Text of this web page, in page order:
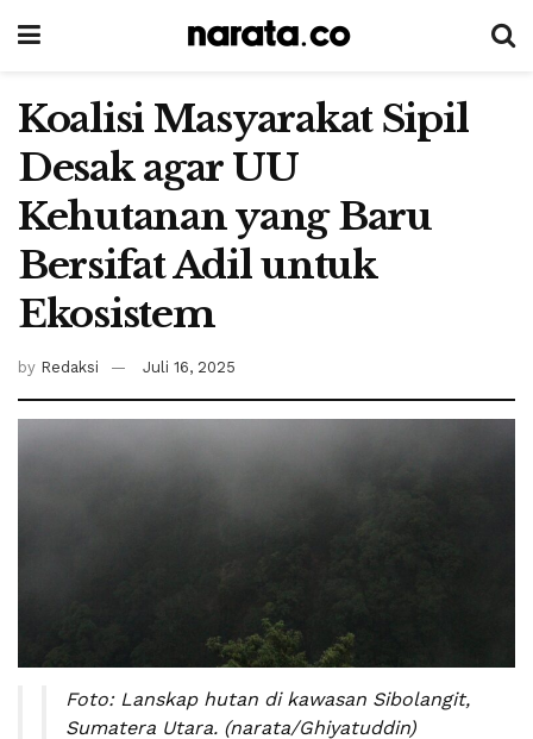
Koalisi Masyarakat Sipil
Desak agar UU
Kehutanan yang Baru
Bersifat Adil untuk
Ekosistem
by Redaksi Juli 16, 2025
Foto: Lanskap hutan di kawasan Sibolangit,
Sumatera Utara. (narata/Ghiyatuddin)